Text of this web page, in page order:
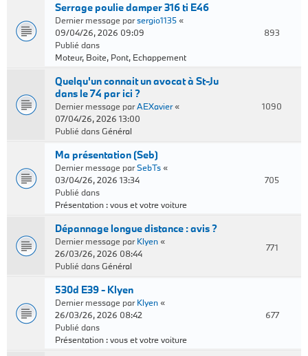
Serrage poulie damper 316 ti E46
Dernier message parsergio1135«
09/04/26, 2026 09:09
Publié dans
Moteur, Boite, Pont, Echappement
893
Quelqu'un connait un avocat à St-Ju
dans le 74 par ici ?
Dernier message parAEXavier«
07/04/26, 2026 13:00
Publié dansGénéral
1090
Ma présentation (Seb)
Dernier message parSebTs«
03/04/26, 2026 13:34
Publié dans
Présentation : vous et votre voiture
705
Dépannage longue distance : avis ?
Dernier message parKlyen«
26/03/26, 2026 08:44
Publié dansGénéral
771
530d E39 - Klyen
Dernier message parKlyen«
26/03/26, 2026 08:42
Publié dans
Présentation : vous et votre voiture
677